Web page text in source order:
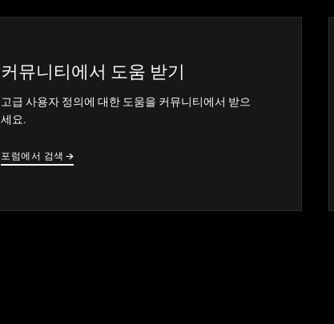
커뮤니티에서 도움 받기
고급 사용자 정의에 대한 도움을 커뮤니티에서 받으
세요.
포럼에서 검색 →
→